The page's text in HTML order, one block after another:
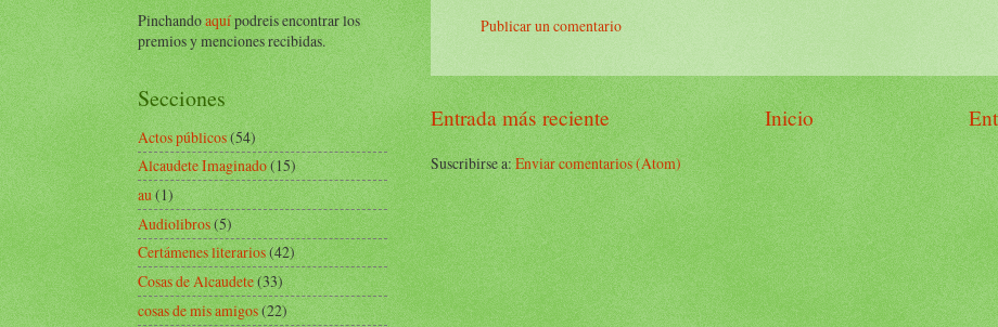
Publicar un comentario
Entrada más reciente Inicio
Suscribirse a:Enviar comentarios (Atom)
Pinchandoaquípodreis encontrar los
premios y menciones recibidas.
Secciones
Actos públicos(54)
Alcaudete Imaginado(15)
au(1)
Audiolibros(5)
Certámenes literarios(42)
Cosas de Alcaudete(33)
cosas de mis amigos(22)